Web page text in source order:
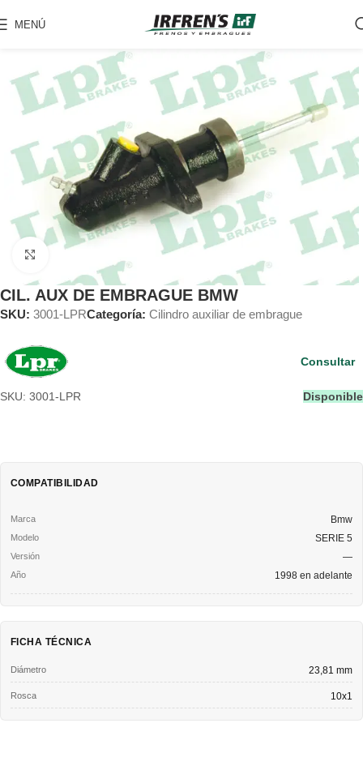
MENÚ
CIL. AUX DE EMBRAGUE BMW
SKU: 3001-LPRCategoría: Cilindro auxiliar de embrague
SKU: 3001-LPR Disponible
Consultar
COMPATIBILIDAD
Bmw
SERIE 5
—
1998 en adelante
FICHA TÉCNICA
Diámetro 23,81 mm
Rosca 10x1